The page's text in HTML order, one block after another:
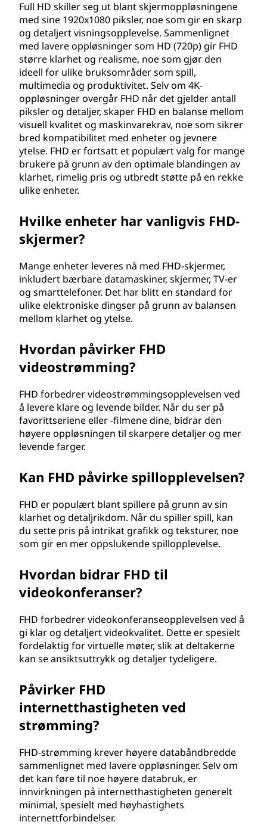
Full HD skiller seg ut blant skjermoppløsningene
med sine 1920x1080 piksler, noe som gir en skarp
og detaljert visningsopplevelse. Sammenlignet
med lavere oppløsninger som HD (720p) gir FHD
større klarhet og realisme, noe som gjør den
ideell for ulike bruksområder som spill,
multimedia og produktivitet. Selv om 4K-
oppløsninger overgår FHD når det gjelder antall
piksler og detaljer, skaper FHD en balanse mellom
visuell kvalitet og maskinvarekrav, noe som sikrer
bred kompatibilitet med enheter og jevnere
ytelse. FHD er fortsatt et populært valg for mange
brukere på grunn av den optimale blandingen av
klarhet, rimelig pris og utbredt støtte på en rekke
ulike enheter.
Hvilke enheter har vanligvis FHD-
skjermer?
Mange enheter leveres nå med FHD-skjermer,
inkludert bærbare datamaskiner, skjermer, TV-er
og smarttelefoner. Det har blitt en standard for
ulike elektroniske dingser på grunn av balansen
mellom klarhet og ytelse.
Hvordan påvirker FHD
videostrømming?
FHD forbedrer videostrømmingsopplevelsen ved
å levere klare og levende bilder. Når du ser på
favorittseriene eller -filmene dine, bidrar den
høyere oppløsningen til skarpere detaljer og mer
levende farger.
Kan FHD påvirke spillopplevelsen?
FHD er populært blant spillere på grunn av sin
klarhet og detaljrikdom. Når du spiller spill, kan
du sette pris på intrikat grafikk og teksturer, noe
som gir en mer oppslukende spillopplevelse.
Hvordan bidrar FHD til
videokonferanser?
FHD forbedrer videokonferanseopplevelsen ved å
gi klar og detaljert videokvalitet. Dette er spesielt
fordelaktig for virtuelle møter, slik at deltakerne
kan se ansiktsuttrykk og detaljer tydeligere.
Påvirker FHD
internetthastigheten ved
strømming?
FHD-strømming krever høyere databåndbredde
sammenlignet med lavere oppløsninger. Selv om
det kan føre til noe høyere databruk, er
innvirkningen på internetthastigheten generelt
minimal, spesielt med høyhastighets
internettforbindelser.